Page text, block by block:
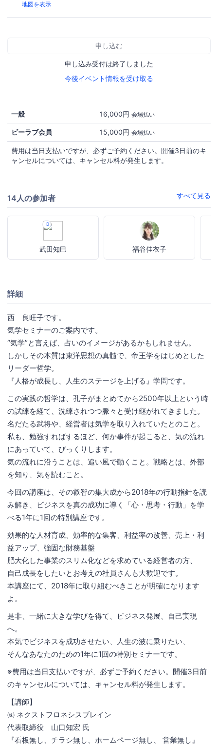
地図を表示
申し込む
申し込み受付は終了しました
今後イベント情報を受け取る
一般 16,000円 会場払い
ビーラブ会員 15,000円 会場払い
費用は当日支払いですが、必ずご予約ください。開催3日前のキ
ャンセルについては、キャンセル料が発生します。
14人の参加者 すべて見る
武田知巳 福谷佳衣子
詳細
西 良旺子です。
気学セミナーのご案内です。
“気学”と言えば、占いのイメージがあるかもしれません。
しかしその本質は東洋思想の真髄で、帝王学をはじめとした
リーダー哲学。
『人格が成長し、人生のステージを上げる』学問です。
この実践の哲学は、孔子がまとめてから2500年以上という時
の試練を経て、洗練されつつ脈々と受け継がれてきました。
名だたる武将や、経営者は気学を取り入れていたとのこと。
私も、勉強すればするほど、何か事件が起こると、気の流れ
にあっていて、びっくりします。
気の流れに沿うことは、追い風で動くこと。戦略とは、外部
を知り、気を読むこと。
今回の講座は、その叡智の集大成から2018年の行動指針を読
み解き、ビジネスを真の成功に導く「心・思考・行動」を学
べる1年に1回の特別講座です。
効果的な人材育成、効率的な集客、利益率の改善、売上・利
益アップ、強固な財務基盤
肥大化した事業のスリム化などを求めている経営者の方、
自己成長をしたいとお考えの社員さんも大歓迎です。
本講座にて、2018年に取り組むべきことが明確になります
よ。
是非、一緒に大きな学びを得て、ビジネス発展、自己実現
へ。
本気でビジネスを成功させたい、人生の波に乗りたい、
そんなあなたのための1年に1回の特別セミナーです。
※費用は当日支払いですが、必ずご予約ください。開催3日前
のキャンセルについては、キャンセル料が発生します。
【講師】
㈱ ネクストフロネシスブレイン
代表取締役 山口知宏 氏
『看板無し、チラシ無し、ホームページ無し、 営業無し』